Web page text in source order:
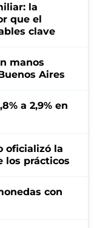
la
que el
clave
manos
Aires
a 2,9% en
oficializó la
los prácticos
con